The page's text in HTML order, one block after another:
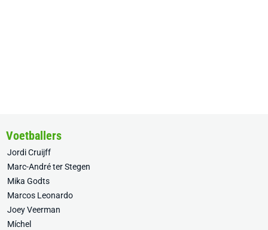
Voetballers
Jordi Cruijff
Marc-André ter Stegen
Mika Godts
Marcos Leonardo
Joey Veerman
Míchel